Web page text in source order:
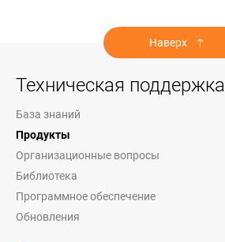
Наверх
Техническая поддержка
База знаний
Продукты
Организационные вопросы
Библиотека
Программное обеспечение
Обновления